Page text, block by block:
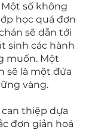
số không
học quá đơn
sẽ dẫn tới
sinh các hành
muốn. Một
sẽ là một đứa
vàng.
can thiệp dựa
đơn giản hoá